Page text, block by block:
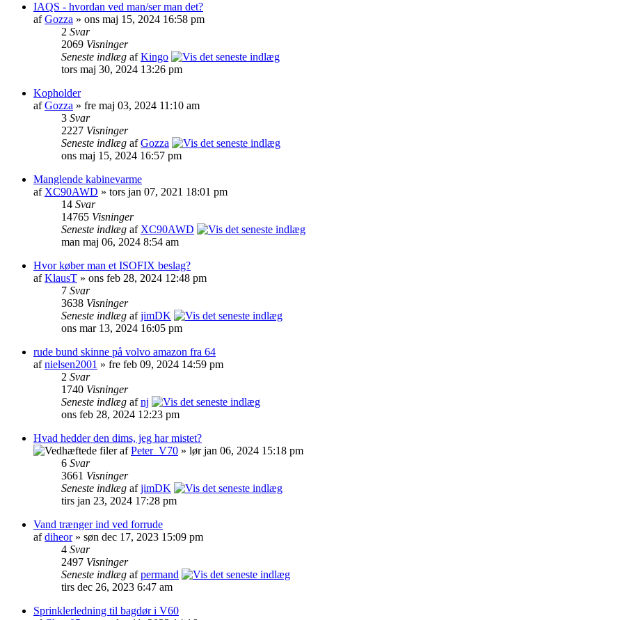
IAQS - hvordan ved man/ser man det?
afGozza » ons maj 15, 2024 16:58 pm
2 Svar
2069 Visninger
Seneste indlæg afKingo
tors maj 30, 2024 13:26 pm
Kopholder
afGozza » fre maj 03, 2024 11:10 am
3 Svar
2227 Visninger
Seneste indlæg afGozza
ons maj 15, 2024 16:57 pm
Manglende kabinevarme
afXC90AWD » tors jan 07, 2021 18:01 pm
14 Svar
14765 Visninger
Seneste indlæg afXC90AWD
man maj 06, 2024 8:54 am
Hvor køber man et ISOFIX beslag?
afKlausT » ons feb 28, 2024 12:48 pm
7 Svar
3638 Visninger
Seneste indlæg afjimDK
ons mar 13, 2024 16:05 pm
rude bund skinne på volvo amazon fra 64
afnielsen2001 » fre feb 09, 2024 14:59 pm
2 Svar
1740 Visninger
Seneste indlæg afnj
ons feb 28, 2024 12:23 pm
Hvad hedder den dims, jeg har mistet?
afPeter_V70 » lør jan 06, 2024 15:18 pm
6 Svar
3661 Visninger
Seneste indlæg afjimDK
tirs jan 23, 2024 17:28 pm
Vand trænger ind ved forrude
afdiheor» søn dec 17, 2023 15:09 pm
4 Svar
2497 Visninger
Seneste indlæg afpermand
tirs dec 26, 2023 6:47 am
Sprinklerledning til bagdør i V60